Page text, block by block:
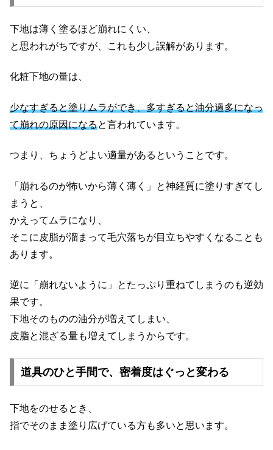
下地は薄く塗るほど崩れにくい、
と思われがちですが、これも少し誤解があります。
化粧下地の量は、
少なすぎると塗りムラができ、多すぎると油分過多になっ
て崩れの原因になると言われています。
つまり、ちょうどよい適量があるということです。
「崩れるのが怖いから薄く薄く」と神経質に塗りすぎてし
まうと、
かえってムラになり、
そこに皮脂が溜まって毛穴落ちが目立ちやすくなることも
あります。
逆に「崩れないように」とたっぷり重ねてしまうのも逆効
果です。
下地そのものの油分が増えてしまい、
皮脂と混ざる量も増えてしまうからです。
道具のひと手間で、密着度はぐっと変わる
下地をのせるとき、
指でそのまま塗り広げている方も多いと思います。